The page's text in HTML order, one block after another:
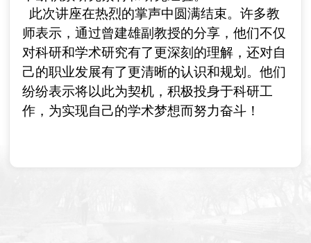
此次讲座在热烈的掌声中圆满结束。许多教
师表示，通过曾建雄副教授的分享 ，他们不仅
对科研和学术研究有了更深刻的理解，还对自
己的职业发展有了更清晰的认识和规划。他们
纷纷表示将以此为契机，积极投身于科研工
作 ，为实现自己的学术梦想而努力奋斗！